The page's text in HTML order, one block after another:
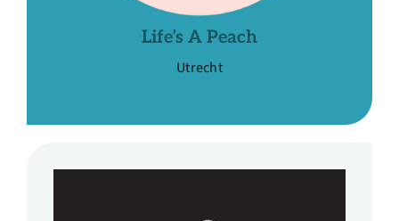
Life’s A Peach
Utrecht